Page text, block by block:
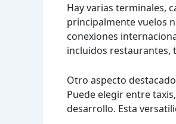
Hay varias terminales,
principalmente vuelos
conexiones
incluidos restaurantes,
Otro aspecto
Puede elegir entre
desarrollo. Esta